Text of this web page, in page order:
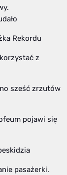
Rekordu
z
sześć zrzutów
pojawi się
pasażerki.